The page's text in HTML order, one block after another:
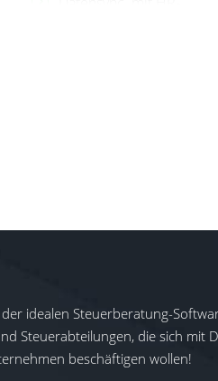
der idealen Steuerberatung-
Steuerabteilungen, die sich mit
beschäftigen wollen!